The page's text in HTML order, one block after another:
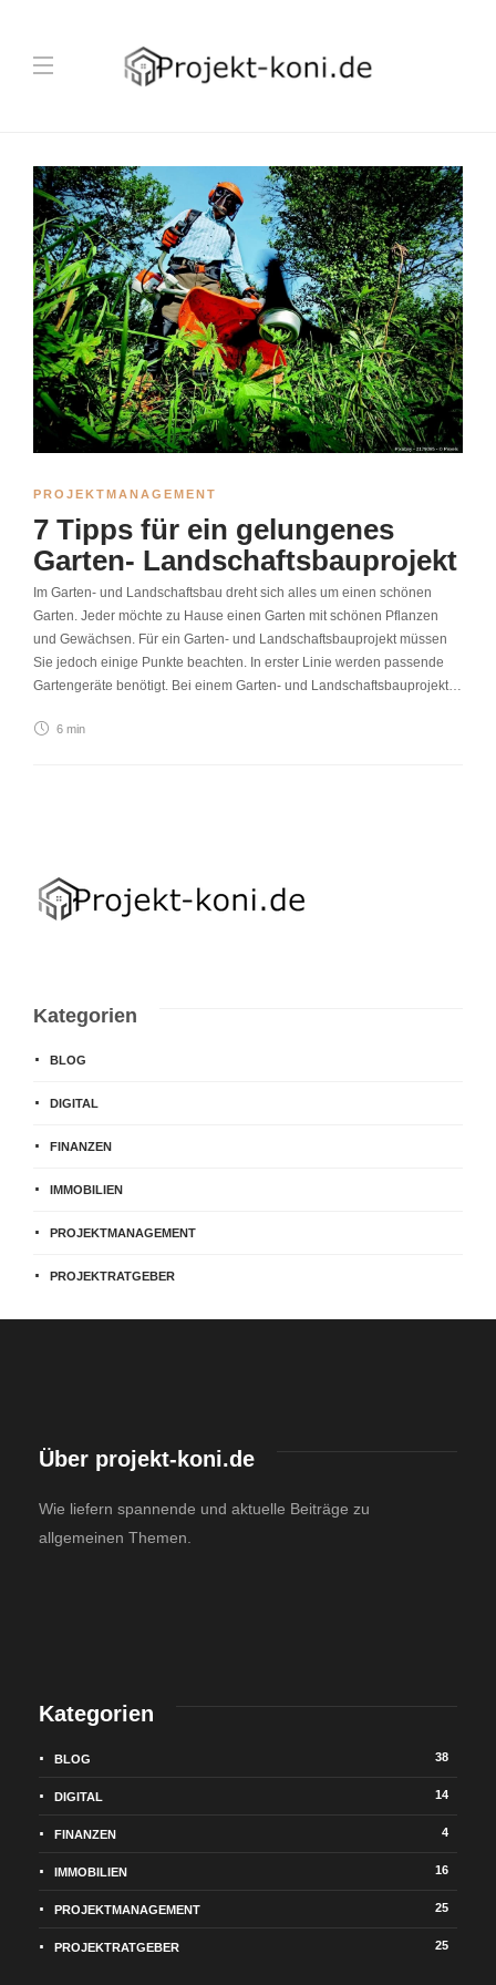
PROJEKTMANAGEMENT
7 Tipps für ein gelungenes
Garten- Landschaftsbauprojekt
Im Garten- und Landschaftsbau dreht sich alles um einen schönen
Garten. Jeder möchte zu Hause einen Garten mit schönen Pflanzen
und Gewächsen. Für ein Garten- und Landschaftsbauprojekt müssen
Sie jedoch einige Punkte beachten. In erster Linie werden passende
Gartengeräte benötigt. Bei einem Garten- und Landschaftsbauprojekt…
6 min
Kategorien
BLOG
DIGITAL
FINANZEN
IMMOBILIEN
PROJEKTMANAGEMENT
PROJEKTRATGEBER
Über projekt-koni.de
Wie liefern spannende und aktuelle Beiträge zu
allgemeinen Themen.
Kategorien
BLOG 38
DIGITAL 14
FINANZEN 4
IMMOBILIEN 16
PROJEKTMANAGEMENT 25
PROJEKTRATGEBER 25